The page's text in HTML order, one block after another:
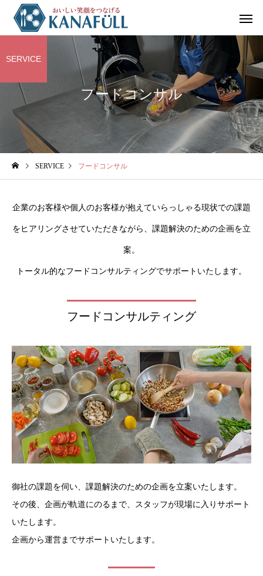
蔵キッチンスタジオ 研修 講
コンサルティング
石田製麺工場様の撮影
レシピ
ノベッロレシピ＆葱王
フードコンサル
SERVICE
SERVICE フードコンサル
企業のお客様や個人のお客様が抱えていらっしゃる現状での課題
をヒアリングさせていただきながら、課題解決のための企画を立
案。
トータル的なフードコンサルティングでサポートいたします。
フードコンサルティング
御社の課題を伺い、課題解決のための企画を立案いたします。
その後、企画が軌道にのるまで、スタッフが現場に入りサポート
いたします。
企画から運営までサポートいたします。